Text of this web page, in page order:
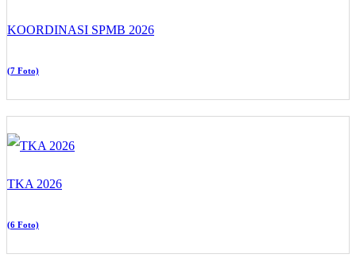
KOORDINASI SPMB 2026
(7 Foto)
TKA 2026
(6 Foto)